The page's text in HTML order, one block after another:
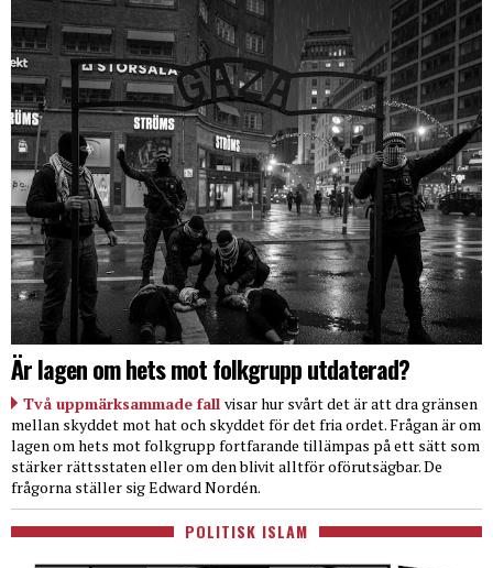
Är lagen om hets mot folkgrupp utdaterad?
Två uppmärksammade fall visar hur svårt det är att dra gränsen
mellan skyddet mot hat och skyddet för det fria ordet. Frågan är om
lagen om hets mot folkgrupp fortfarande tillämpas på ett sätt som
stärker rättsstaten eller om den blivit alltför oförutsägbar. De
frågorna ställer sig Edward Nordén.
POLITISK ISLAM